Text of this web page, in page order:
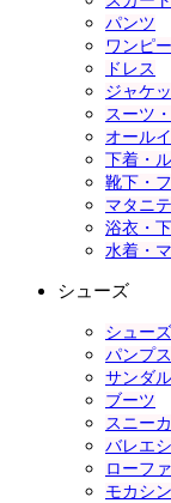
パンツ
ワンピ
ドレス
ジャケ
スーツ
オール
下着・
靴下・
マタニ
浴衣・
水着・
シューズ
シュー
パンプス
サンダル
ブーツ
スニー
バレエ
ローフ
モカシ